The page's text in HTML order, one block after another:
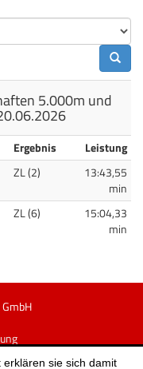
5.000m und
Ergebnis
Leistung
ZL (2)
13:43,55
min
ZL (6)
15:04,33
min
sie sich damit